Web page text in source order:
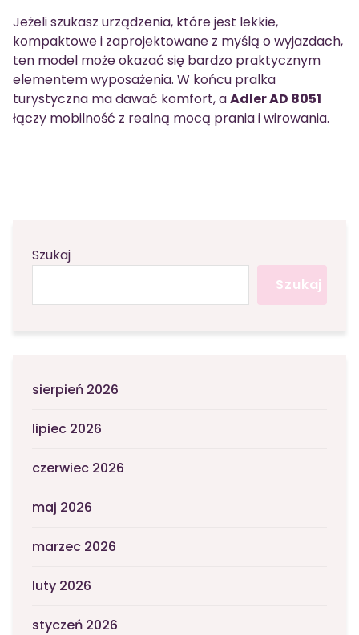
Jeżeli szukasz urządzenia, które jest lekkie,
kompaktowe i zaprojektowane z myślą o wyjazdach,
ten model może okazać się bardzo praktycznym
elementem wyposażenia. W końcu pralka
turystyczna ma dawać komfort, aAdler AD 8051
łączy mobilność z realną mocą prania i wirowania.
Szukaj
Szukaj
sierpień 2026
lipiec 2026
czerwiec 2026
maj 2026
marzec 2026
luty 2026
styczeń 2026